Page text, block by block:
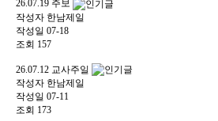
26.07.19 주보
작성자 한남제일
작성일 07-18
조회 157
26.07.12 교사주일
작성자 한남제일
작성일 07-11
조회 173